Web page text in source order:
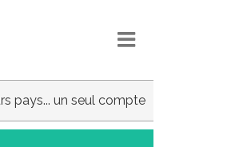
pays... un seul compte